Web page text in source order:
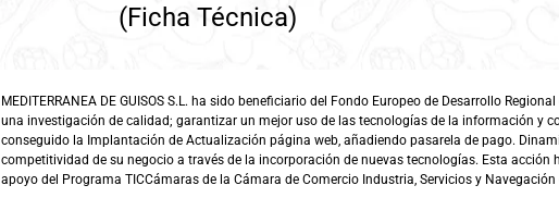
(Ficha Técnica)
MEDITERRANEA DE GUISOS S.L. ha sido beneficiario del Fondo Europeo de Desarrollo
una investigación de calidad; garantizar un mejor uso de las tecnologías de la información y
conseguido la Implantación de Actualización página web, añadiendo pasarela de pago.
competitividad de su negocio a través de la incorporación de nuevas tecnologías. Esta
apoyo del Programa TICCámaras de la Cámara de Comercio Industria, Servicios y Navegación